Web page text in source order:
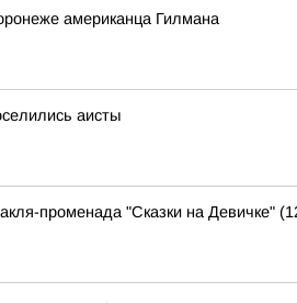
американца Гилмана
аисты
променада "Сказки на Девичке"